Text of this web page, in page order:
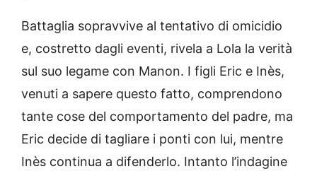
Battaglia sopravvive al tentativo di omicidio
e, costretto dagli eventi, rivela a Lola la verità
sul suo legame con Manon. I figli Eric e Inès,
venuti a sapere questo fatto, comprendono
tante cose del comportamento del padre, ma
Eric decide di tagliare i ponti con lui, mentre
Inès continua a difenderlo. Intanto l’indagine